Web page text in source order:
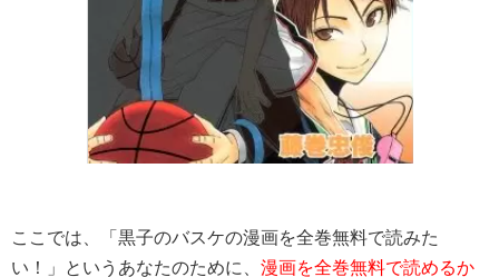
ここでは、「黒子のバスケの漫画を全巻無料で読みた
い！」というあなたのために、 漫画を全巻無料で読めるか